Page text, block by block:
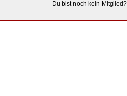
Du bist noch kein